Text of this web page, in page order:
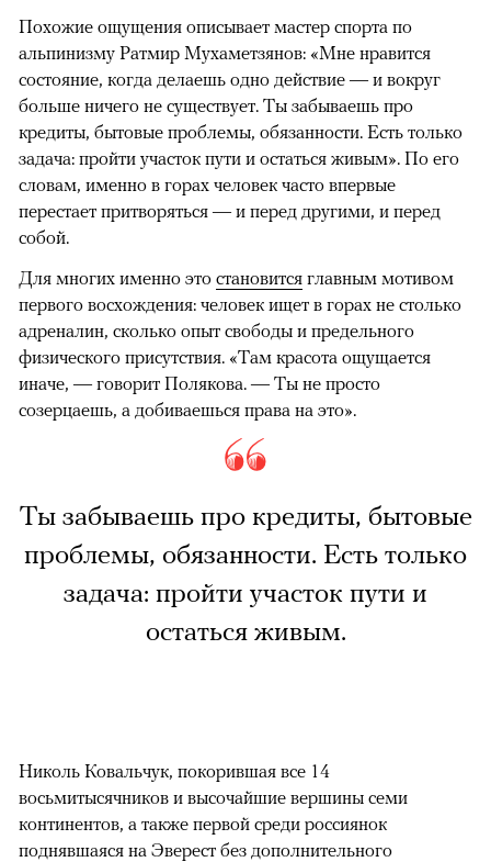
Похожие ощущения описывает мастер спорта по
альпинизму Ратмир Мухаметзянов: «Мне нравится
состояние, когда делаешь одно действие — и вокруг
больше ничего не существует. Ты забываешь про
кредиты, бытовые проблемы, обязанности. Есть только
задача: пройти участок пути и остаться живым». По его
словам, именно в горах человек часто впервые
перестает притворяться — и перед другими, и перед
собой.
Для многих именно это становится главным мотивом
первого восхождения: человек ищет в горах не столько
адреналин, сколько опыт свободы и предельного
физического присутствия. «Там красота ощущается
иначе, — говорит Полякова. — Ты не просто
созерцаешь, а добиваешься права на это».
Ты забываешь про кредиты, бытовые
проблемы, обязанности. Есть только
задача: пройти участок пути и
остаться живым.
Николь Ковальчук, покорившая все 14
восьмитысячников и высочайшие вершины семи
континентов, а также первой среди россиянок
поднявшаяся на Эверест без дополнительного